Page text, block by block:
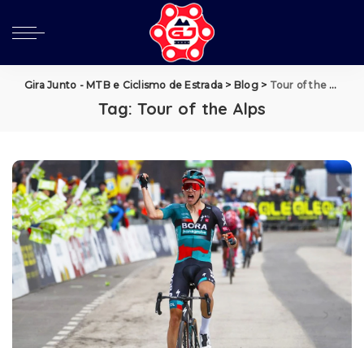
Gira Junto - MTB e Ciclismo de Estrada > Blog> Tour of the Alps
Tag: Tour of the Alps